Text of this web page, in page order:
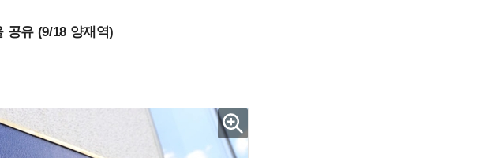
공유 (9/18 양재역)